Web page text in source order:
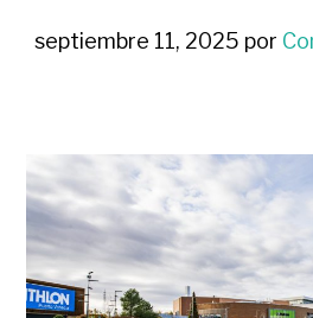
septiembre 11, 2025 por